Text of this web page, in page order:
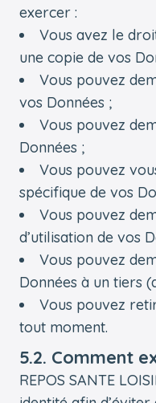
exercer :
Vous avez le
une copie de vos
Vous pouvez
vos Données ;
Vous pouvez
Données ;
Vous pouvez
spécifique de vos
Vous pouvez
d’utilisation de vos
Vous pouvez
Données à un tiers
Vous pouvez
tout moment.
5.2. Comment
REPOS SANTE